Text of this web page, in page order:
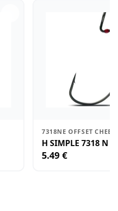
7318NE OFFSET
H SIMPLE 7318 N 2
5.49 €